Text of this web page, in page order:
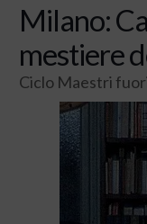
Milano:
mestiere
Ciclo Maestri